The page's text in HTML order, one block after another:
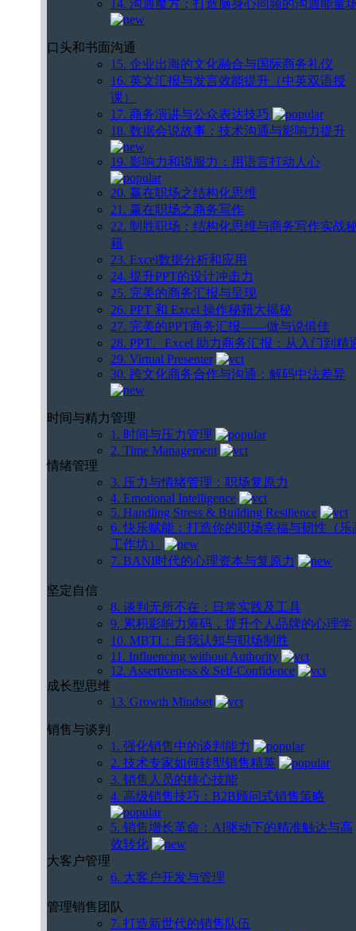
14. 沟通魔方：打造脑身心同频的沟通能量
口头和书面沟通
15. 企业出海的文化融合与国际商务礼仪
16. 英文汇报与发言效能提升（中英双语授
课）
17. 商务演讲与公众表达技巧
18. 数据会说故事：技术沟通与影响力提升
19. 影响力和说服力：用语言打动人心
20. 赢在职场之结构化思维
21. 赢在职场之商务写作
22. 制胜职场：结构化思维与商务写作实战
籍
23. Excel数据分析和应用
24. 提升PPT的设计冲击力
25. 完美的商务汇报与呈现
26. PPT 和 Excel 操作秘籍大揭秘
27. 完美的PPT商务汇报——做与说俱佳
28. PPT、Excel 助力商务汇报：从入门到精
29. Virtual Presenter
30. 跨文化商务合作与沟通：解码中法差异
时间与精力管理
1. 时间与压力管理
2. Time Management
情绪管理
3. 压力与情绪管理：职场复原力
4. Emotional Intelligence
5. Handling Stress & Building Resilience
6. 快乐赋能：打造你的职场幸福与韧性（乐
工作坊）
7. BANI时代的心理资本与复原力
坚定自信
8. 谈判无所不在：日常实践及工具
9. 累积影响力筹码，提升个人品牌的心理学
10. MBTI：自我认知与职场制胜
11. Influencing without Authority
12. Assertiveness & Self-Confidence
成长型思维
13. Growth Mindset
销售与谈判
1. 强化销售中的谈判能力
2. 技术专家如何转型销售精英
3. 销售人员的核心技能
4. 高级销售技巧：B2B顾问式销售策略
5. 销售增长革命：AI驱动下的精准触达与高
效转化
大客户管理
6. 大客户开发与管理
管理销售团队
7. 打造新世代的销售队伍